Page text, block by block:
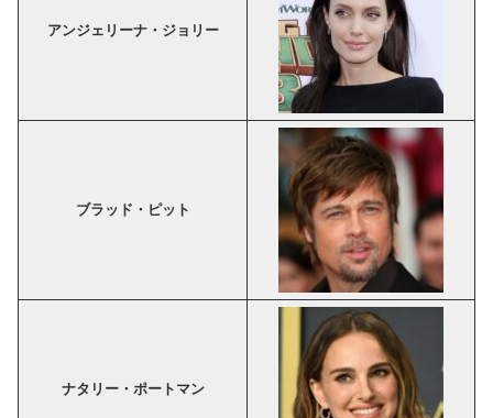
アンジェリーナ・ジョリー
ブラッド・ピット
ナタリー・ポートマン